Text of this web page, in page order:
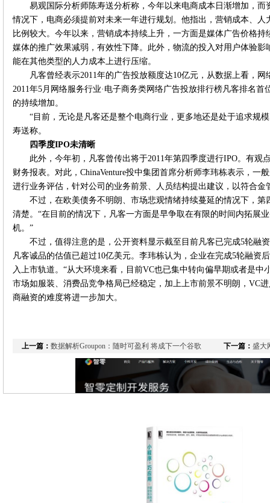
易观国际分析师陈寿送分析称，今年以来电商成本日渐增加，
情况下，电商必须提前对未来一年进行规划。他指出，营销成本、
比例较大。今年以来，营销成本持续上升，一方面是媒体广告价格
媒体的推广效果减弱，有效性下降。此外，物流的投入对用户体验
能在其他类型的人力成本上进行压缩。
凡客曾经表示2011年的广告投放额度达10亿元，从数据上看，
2011年5月网络服务行业·电子商务类网络广告投放排行榜凡客排名
的持续增加。
“目前，无论是凡客还是整个电商行业，更多地还是处于追求规
寿送称。
四季度IPO未清晰
此外，今年初，凡客曾传出将于2011年第四季度进行IPO。有观
财务报表。对此，ChinaVenture投中集团首席分析师李玮栋表示，一
进行业务评估，针对公司的业务前景、人员结构提出建议，以符合金
不过，在欧美债务不明朗、市场悲观情绪持续蔓延的情况下，
清楚。“在目前的情况下，凡客一方面是早争取在有限的时间内拓展
机。”
不过，值得注意的是，公开资料显示截至目前凡客已完成5轮融
凡客诚品的估值已超过10亿美元。李玮栋认为，企业在完成5轮融资
入上市轨道。“从大环境来看，目前VC也已集中转向偏早期或者是中
市场如服装、消费品竞争格局已经稳定，加上上市前景不明朗，VC
商融资的难度将进一步加大。
上一篇： 数据解析Groupon：随时可盈利 将成下一个谷歌 下一篇： 盛大